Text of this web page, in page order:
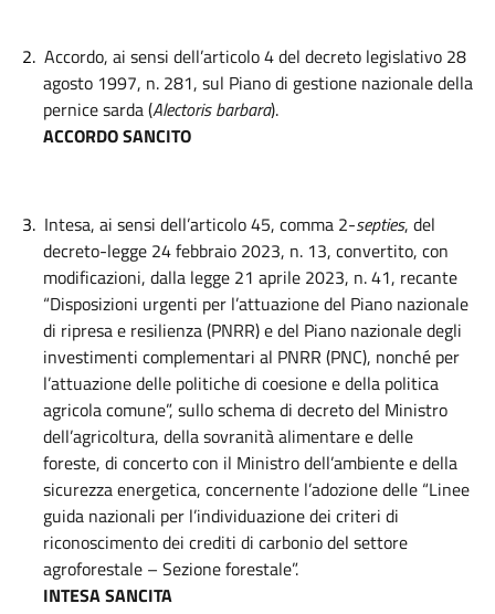
2. Accordo, ai sensi dell’articolo 4 del decreto legislativo 28
agosto 1997, n. 281, sul Piano di gestione nazionale della
pernice sarda (Alectoris barbara).
ACCORDO SANCITO
3. Intesa, ai sensi dell’articolo 45, comma 2-septies, del
decreto-legge 24 febbraio 2023, n. 13, convertito, con
modificazioni, dalla legge 21 aprile 2023, n. 41, recante
“Disposizioni urgenti per l’attuazione del Piano nazionale
di ripresa e resilienza (PNRR) e del Piano nazionale degli
investimenti complementari al PNRR (PNC), nonché per
l’attuazione delle politiche di coesione e della politica
agricola comune”, sullo schema di decreto del Ministro
dell’agricoltura, della sovranità alimentare e delle
foreste, di concerto con il Ministro dell’ambiente e della
sicurezza energetica, concernente l’adozione delle “Linee
guida nazionali per l’individuazione dei criteri di
riconoscimento dei crediti di carbonio del settore
agroforestale – Sezione forestale”.
INTESASANCITA